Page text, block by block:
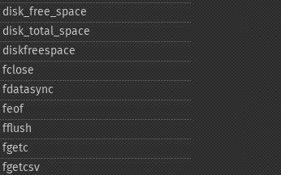
disk_​free_​space
disk_​total_​space
diskfreespace
fclose
fdatasync
feof
fflush
fgetc
fgetcsv